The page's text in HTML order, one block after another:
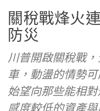
關稅戰烽火
防災
川普開啟關稅戰
車，動盪的情勢
始望向那些能相
感度較低的資產